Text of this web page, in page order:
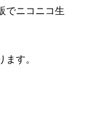
でニコニコ生
す。